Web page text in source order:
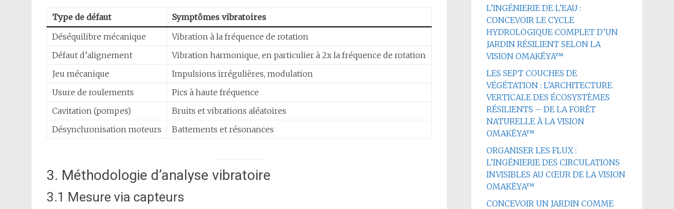
Type de défaut
Symptômes vibratoires
Déséquilibre mécanique
Vibration à la fréquence de rotation
Défaut d’alignement
Vibration harmonique, en particulier à 2x la fréquence de rotation
Jeu mécanique
Impulsions irrégulières, modulation
Usure de roulements
Pics à haute fréquence
Cavitation (pompes)
Bruits et vibrations aléatoires
Désynchronisation moteurs
Battements et résonances
3. Méthodologie d’analyse vibratoire
3.1 Mesure via capteurs
L’INGÉNIERIE DE L’EAU :
CONCEVOIR LE CYCLE
HYDROLOGIQUE COMPLET D’UN
JARDIN RÉSILIENT SELON LA
VISION OMAKËYA™
LES SEPT COUCHES DE
VÉGÉTATION : L’ARCHITECTURE
VERTICALE DES ÉCOSYSTÈMES
RÉSILIENTS – DE LA FORÊT
NATURELLE À LA VISION
OMAKËYA™
ORGANISER LES FLUX :
L’INGÉNIERIE DES CIRCULATIONS
INVISIBLES AU CŒUR DE LA VISION
OMAKËYA™
CONCEVOIR UN JARDIN COMME